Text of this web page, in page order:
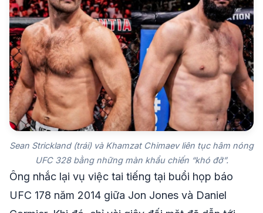
Sean Strickland (trái) và Khamzat Chimaev liên tục hâm nóng
UFC 328 bằng những màn khẩu chiến “khó đỡ”.
Ông nhắc lại vụ việc tai tiếng tại buổi họp báo
UFC 178 năm 2014 giữa Jon Jones và Daniel